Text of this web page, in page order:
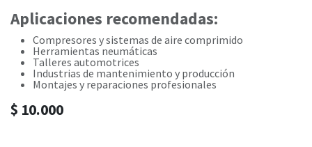
Aplicaciones recomendadas:
Compresores y sistemas de aire comprimido
Herramientas neumáticas
Talleres automotrices
Industrias de mantenimiento y producción
Montajes y reparaciones profesionales
$ 10.000